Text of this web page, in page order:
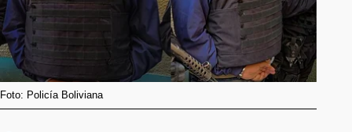
Foto: Policía Boliviana